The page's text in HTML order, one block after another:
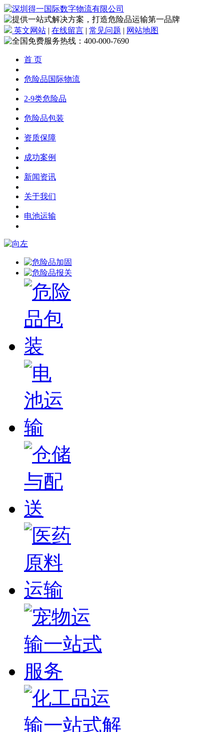
英文网站 | 在线留言 | 常见问题 | 网站地图
首 页
危险品国际物流
2-9类危险品
危险品包装
资质保障
成功案例
新闻资讯
关于我们
电池运输